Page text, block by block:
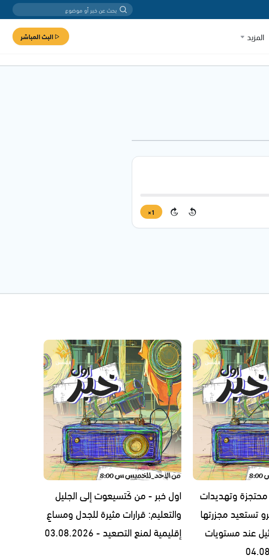
المزيد البث المباشر
15
15
1×
وتهديدات
تستعيد مجزرتها
عند مستويات
اول خبر - من كَتسيعوت إلى الجليل
والتعليم: قرارات مثيرة للجدل ومساعٍ
إقليمية لمنع التصعيد - 03.08.2026